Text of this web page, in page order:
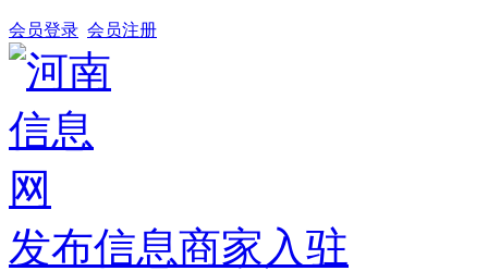
会员登录 会员注册
发布信息商家入驻